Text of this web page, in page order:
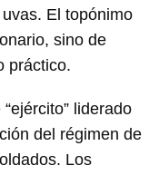
El topónimo
sino de
práctico.
liderado
del régimen de
Los